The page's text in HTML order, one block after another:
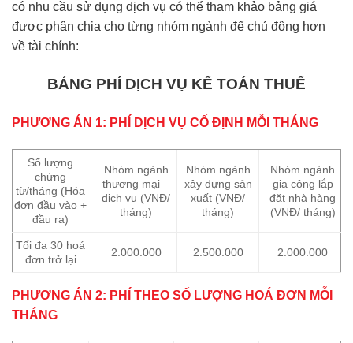
có nhu cầu sử dụng dịch vụ có thể tham khảo bảng giá
được phân chia cho từng nhóm ngành để chủ động hơn
về tài chính:
BẢNG PHÍ DỊCH VỤ KẾ TOÁN THUẾ
PHƯƠNG ÁN 1: PHÍ DỊCH VỤ CỐ ĐỊNH MỖI THÁNG
Số lượng
chứng
từ/tháng (Hóa
đơn đầu vào +
đầu ra)
Nhóm ngành
thương mại –
dịch vụ (VNĐ/
tháng)
Nhóm ngành
xây dựng sản
xuất (VNĐ/
tháng)
Nhóm ngành
gia công lắp
đặt nhà hàng
(VNĐ/ tháng)
Tối đa 30 hoá
đơn trở lại
2.000.000 2.500.000 2.000.000
PHƯƠNG ÁN 2: PHÍ THEO SỐ LƯỢNG HOÁ ĐƠN MỖI
THÁNG